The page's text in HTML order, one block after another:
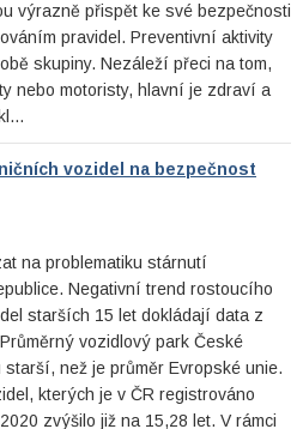
výrazně přispět ke své bezpečnosti
pravidel. Preventivní aktivity
skupiny. Nezáleží přeci na tom,
nebo motoristy, hlavní je zdraví a
vozidel na bezpečnost
na problematiku stárnutí
Negativní trend rostoucího
starších 15 let dokládají data z
vozidlový park České
než je průměr Evropské unie.
kterých je v ČR registrováno
zvýšilo již na 15,28 let. V rámci